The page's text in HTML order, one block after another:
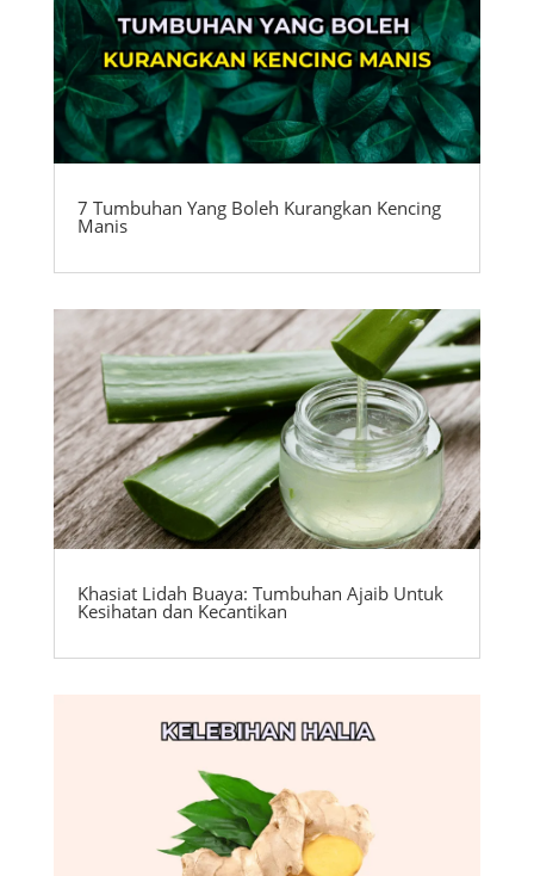
7 Tumbuhan Yang Boleh Kurangkan Kencing
Manis
Khasiat Lidah Buaya: Tumbuhan Ajaib Untuk
Kesihatan dan Kecantikan